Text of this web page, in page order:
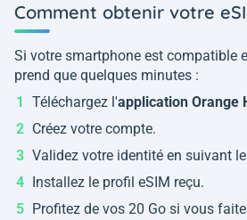
Comment obtenir votre
Si votre smartphone est compatible
prend que quelques minutes :
Téléchargez l'application Orange
Créez votre compte.
Validez votre identité en suivant
Installez le profil eSIM reçu.
Profitez de vos 20 Go si vous